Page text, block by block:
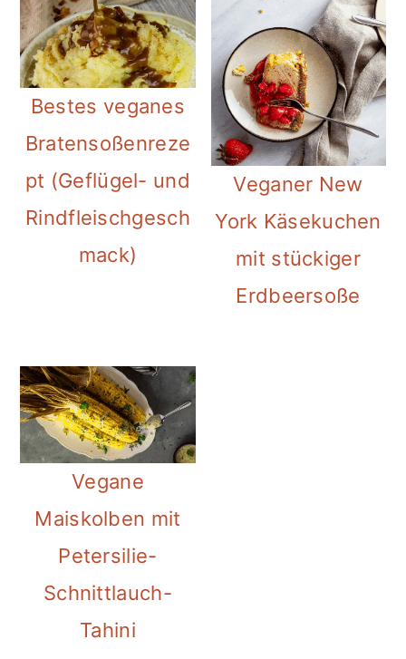
Bestes veganes
Bratensoßenreze
pt (Geflügel- und
Rindfleischgesch
mack)
Veganer New
York Käsekuchen
mit stückiger
Erdbeersoße
Vegane
Maiskolben mit
Petersilie-
Schnittlauch-
Tahini